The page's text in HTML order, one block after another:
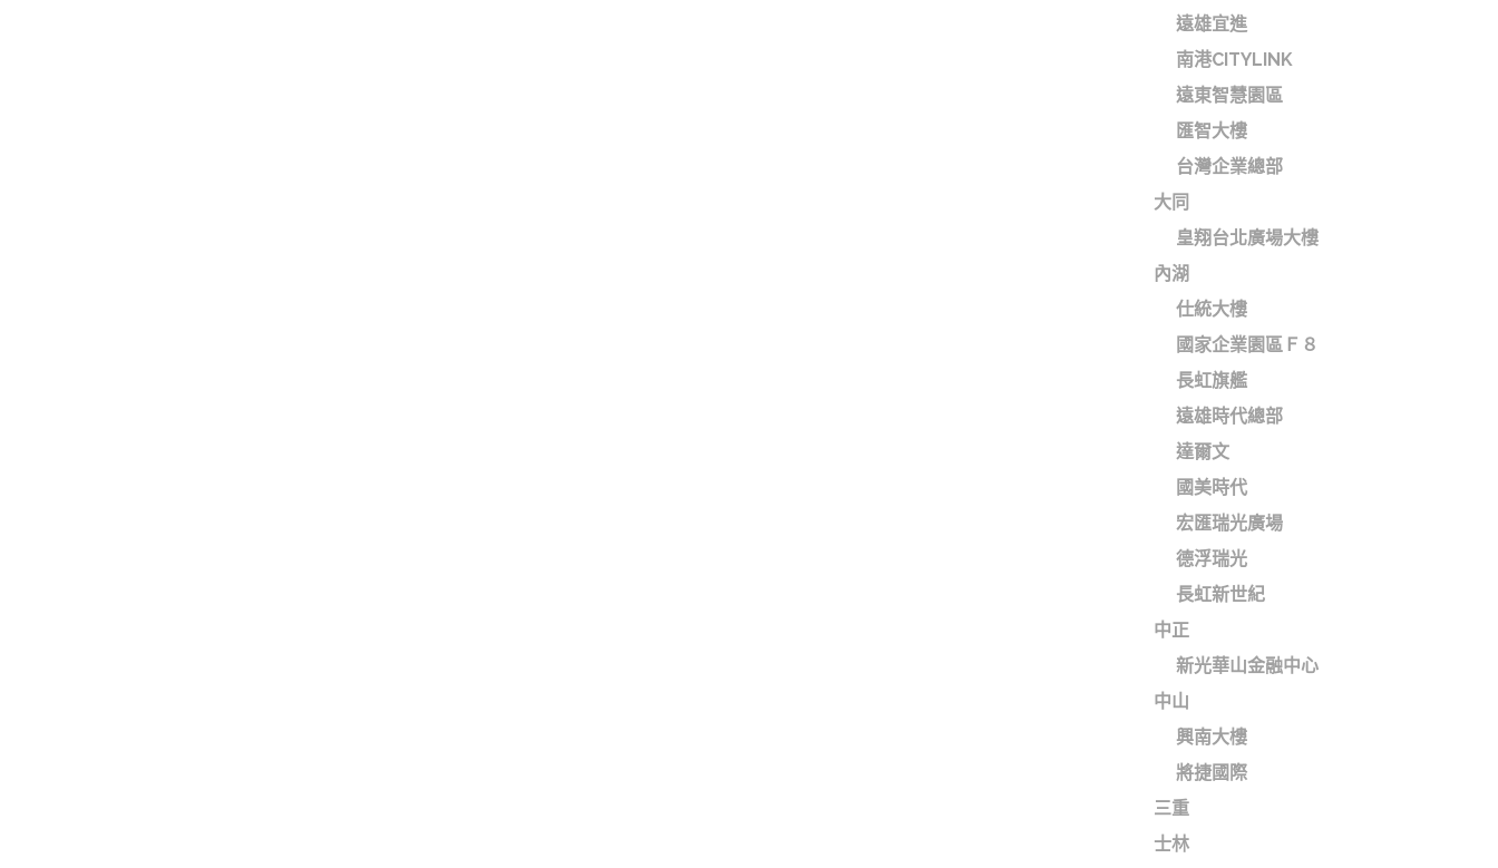
遠雄宜進
南港CITYLINK
遠東智慧園區
匯智大樓
台灣企業總部
大同
皇翔台北廣場大樓
內湖
仕統大樓
國家企業園區Ｆ８
長虹旗艦
遠雄時代總部
達爾文
國美時代
宏匯瑞光廣場
德浮瑞光
長虹新世紀
中正
新光華山金融中心
中山
興南大樓
將捷國際
三重
士林